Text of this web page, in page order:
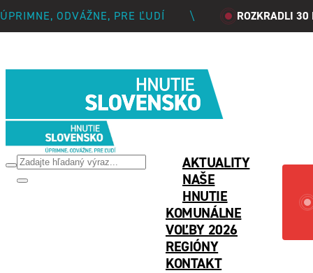
ÚPRIMNE, ODVÁŽNE, PRE ĽUDÍ \ ROZKRADLI
PREVRAT 2027
AKTUALITY
NAŠE
HNUTIE
KOMUNÁLNE
VOĽBY 2026
REGIÓNY
KONTAKT